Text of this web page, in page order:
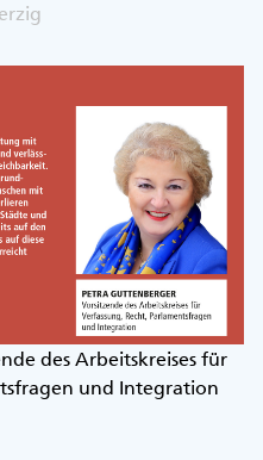
des Arbeitskreises für
und Integration